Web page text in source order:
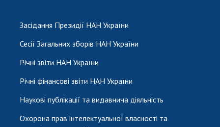
Засідання Президії НАН України
Сесії Загальних зборів НАН України
Річні звіти НАН України
Річні фінансові звіти НАН України
Наукові публікації та видавнича діяльність
Охорона прав інтелектуальної власності та